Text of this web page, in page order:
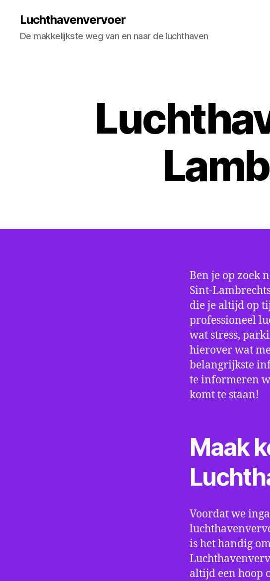
Luchthavenvervoer
De makkelijkste weg van en naar de luchthaven
Ben je op zoek
Sint-
die je altijd op
professioneel
wat stress,
hierover wat
belangrijkste
te informeren
komt te staan!
Maak
Voordat we
is het handig
altijd een hoop